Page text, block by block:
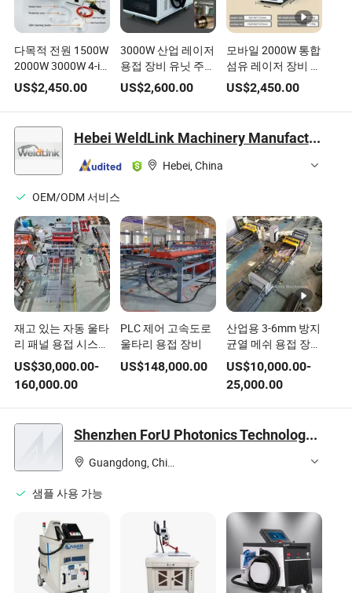
다목적 전원 1500W
2000W 3000W 4-in-
1 핸드헬드 레이저
용접 장비, 탄소강,
스테인리스강, 알루
미늄 금속 용접, 절
단, 녹 제거에 적합
합니다
US$2,450.00
3000W 산업 레이저
용접 장비 유닛 주방
하드웨어 생산
US$2,600.00
모바일 2000W 통합
섬유 레이저 장비 문
창 용접
US$2,450.00
Hebei WeldLink Machinery Manufacturing Co., Ltd.
Hebei, China
OEM/ODM 서비스
재고 있는 자동 울타
리 패널 용접 시스템
과 유압 굽힘
US$30,000.00-
160,000.00
PLC 제어 고속도로
울타리 용접 장비
US$148,000.00
산업용 3-6mm 방지
균열 메쉬 용접 장비
건설용
US$10,000.00-
25,000.00
Shenzhen ForU Photonics Technology Co., Ltd.
Guangdong, China
샘플 사용 가능